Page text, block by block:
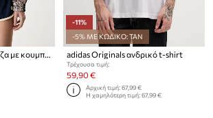
adidas Originals μπλούζα με κουμπιά γυναικεία Liberty
-11%
-5% ΜΕ ΚΩΔΙΚΟ: TAN
adidas Originals ανδρικό t-shirt
Τρέχουσα τιμή:
59,90 €
Αρχική τιμή:67,99 €
Η χαμηλότερη τιμή:67,99 €